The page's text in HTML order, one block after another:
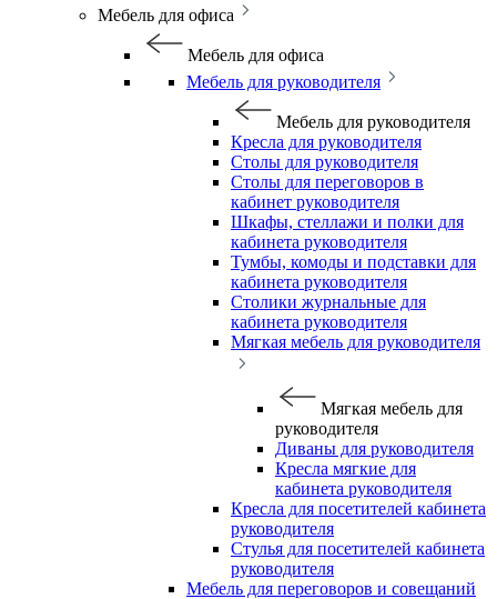
Мебель для офиса
Мебель для офиса
Мебель для руководителя
Мебель для руководителя
Кресла для руководителя
Столы для руководителя
Столы для переговоров в
кабинет руководителя
Шкафы, стеллажи и полки для
кабинета руководителя
Тумбы, комоды и подставки для
кабинета руководителя
Столики журнальные для
кабинета руководителя
Мягкая мебель для руководителя
Мягкая мебель для
руководителя
Диваны для руководителя
Кресла мягкие для
кабинета руководителя
Кресла для посетителей кабинета
руководителя
Стулья для посетителей кабинета
руководителя
Мебель для переговоров и совещаний